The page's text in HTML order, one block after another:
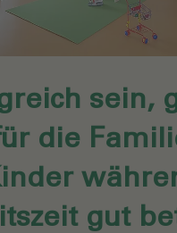
sein,
die
gut